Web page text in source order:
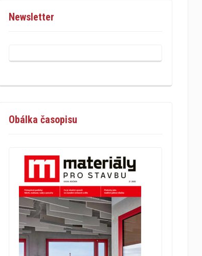
Newsletter
Obálka časopisu